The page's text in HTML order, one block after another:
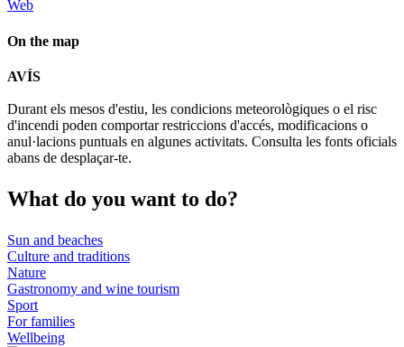
Web
On the map
−
AVÍS
Durant els mesos d'estiu, les condicions meteorològiques o el risc
d'incendi poden comportar restriccions d'accés, modificacions o
anul·lacions puntuals en algunes activitats. Consulta les fonts oficials
abans de desplaçar-te.
What do you want to do?
Sun and beaches
Culture and traditions
Nature
Gastronomy and wine tourism
Sport
For families
Wellbeing